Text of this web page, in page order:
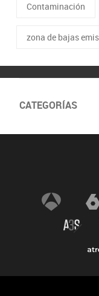
Contaminación
zona de bajas
CATEGORÍAS
Biodiversidad